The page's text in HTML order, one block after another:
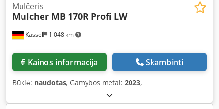
Kassel 1 048 km
Mulčeris
Mulcher MB 170R Profi LW
Kainos informacija Skambinti
Būklė: naudotas, Gamybos metai: 2023,